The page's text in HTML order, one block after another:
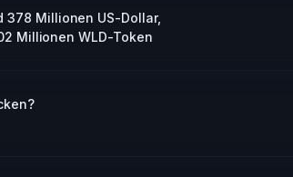
378 Millionen US-Dollar,
Millionen WLD-Token